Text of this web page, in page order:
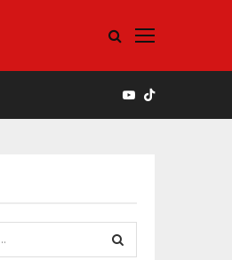
YOUTUBE